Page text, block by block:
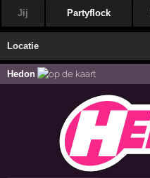
Jij Partyflock
Locatie
Hedon